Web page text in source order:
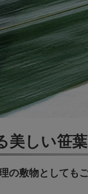
美しい笹葉
の敷物としても